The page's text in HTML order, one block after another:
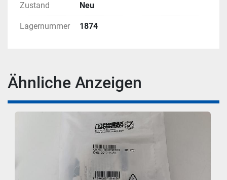
Zustand Neu
Lagernummer 1874
Ähnliche Anzeigen